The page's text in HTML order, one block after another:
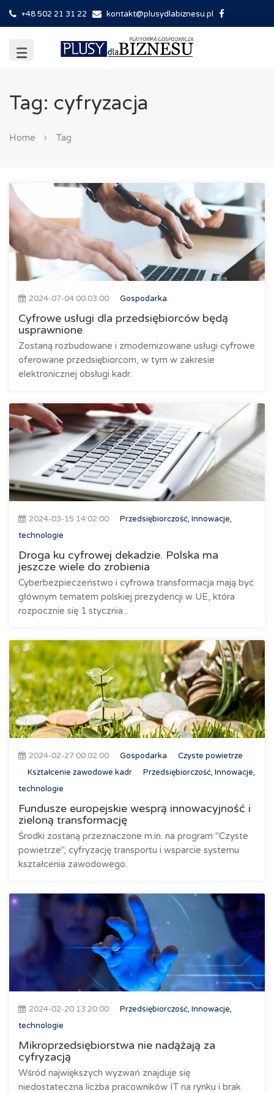
+48 502 21 31 22 kontakt@plusydlabiznesu.pl
Tag: cyfryzacja
Home Tag
2024-07-04 00:03:00 Gospodarka
Cyfrowe usługi dla przedsiębiorców będą
usprawnione
Zostaną rozbudowane i zmodernizowane usługi cyfrowe
oferowane przedsiębiorcom, w tym w zakresie
elektronicznej obsługi kadr.
2024-03-15 14:02:00
Przedsiębiorczość, Innowacje,
technologie
Droga ku cyfrowej dekadzie. Polska ma
jeszcze wiele do zrobienia
Cyberbezpieczeństwo i cyfrowa transformacja mają być
głównym tematem polskiej prezydencji w UE, która
rozpocznie się 1 stycznia...
2024-02-27 00:02:00 Gospodarka
Czyste powietrze
Kształcenie zawodowe kadr
Przedsiębiorczość, Innowacje,
technologie
Fundusze europejskie wesprą innowacyjność i
zieloną transformację
Środki zostaną przeznaczone m.in. na program "Czyste
powietrze", cyfryzację transportu i wsparcie systemu
kształcenia zawodowego.
2024-02-20 13:20:00
Przedsiębiorczość, Innowacje,
technologie
Mikroprzedsiębiorstwa nie nadążają za
cyfryzacją
Wśród największych wyzwań znajduje się
niedostateczna liczba pracowników IT na rynku i brak